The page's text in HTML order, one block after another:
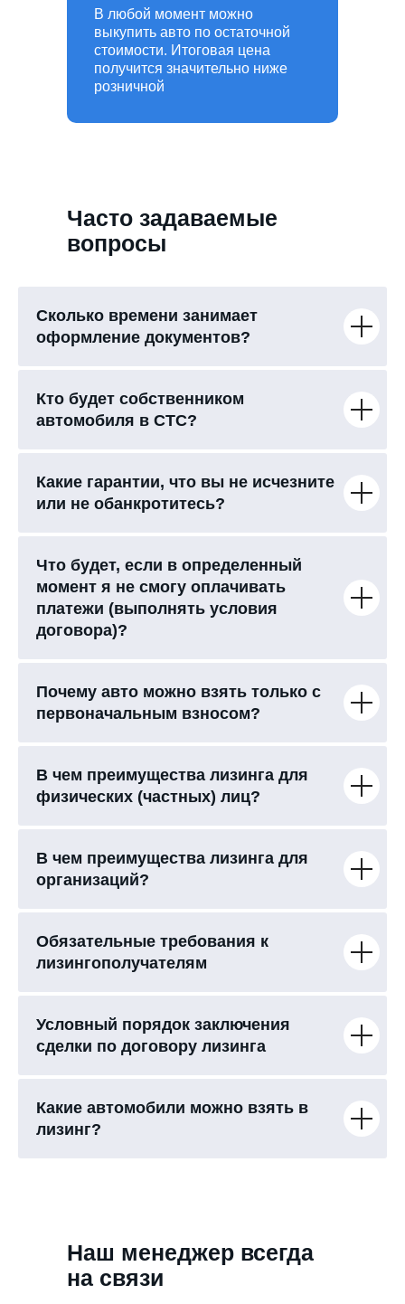
В любой момент можно
выкупить авто по остаточной
стоимости. Итоговая цена
получится значительно ниже
розничной
Часто задаваемые
вопросы
Сколько времени занимает
оформление документов?
Кто будет собственником
автомобиля в СТС?
Какие гарантии, что вы не исчезните
или не обанкротитесь?
Что будет, если в определенный
момент я не смогу оплачивать
платежи (выполнять условия
договора)?
Почему авто можно взять только с
первоначальным взносом?
В чем преимущества лизинга для
физических (частных) лиц?
В чем преимущества лизинга для
организаций?
Обязательные требования к
лизингополучателям
Условный порядок заключения
сделки по договору лизинга
Какие автомобили можно взять в
лизинг?
Наш менеджер всегда
на связи